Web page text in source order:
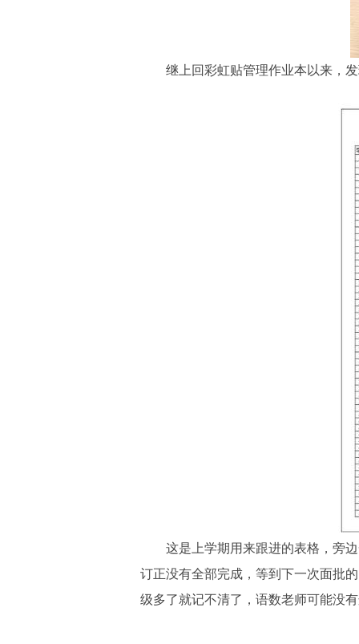
继上回彩虹贴管理作业本以来，
这是上学期用来跟进的表格，旁
订正没有全部完成，等到下一次面批
级多了就记不清了，语数老师可能没